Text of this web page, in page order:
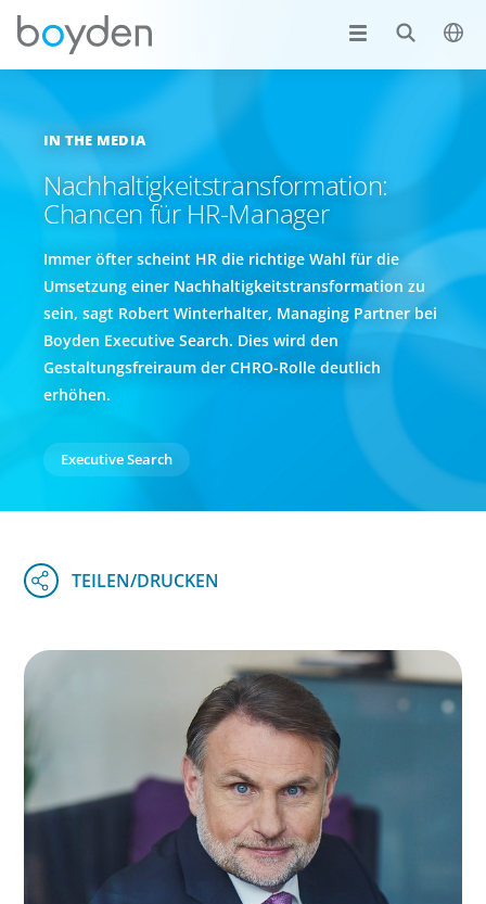
IN THE MEDIA
Nachhaltigkeitstransformation:
Chancen für HR-Manager
Immer öfter scheint HR die richtige Wahl für die
Umsetzung einer Nachhaltigkeitstransformation zu
sein, sagt Robert Winterhalter, Managing Partner bei
Boyden Executive Search. Dies wird den
Gestaltungsfreiraum der CHRO-Rolle deutlich
erhöhen.
Executive Search